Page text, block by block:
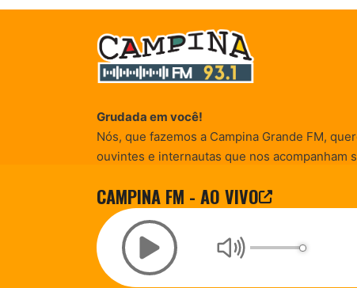
CAMPINA FM - AO VIVO
Grudada em você!
Nós, que fazemos a Campina Grande FM,
ouvintes e internautas que nos acompanham
entretenimento, promocionais e de
© Campina FM 1978 – 2026.Termos de Uso
Desenvolvido pela